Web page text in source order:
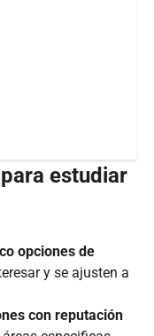
estudiar
opciones de
y se ajusten a
con reputación